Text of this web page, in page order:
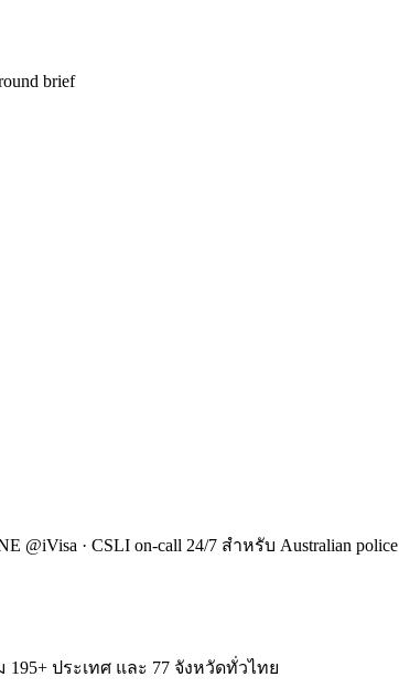
brief
@iVisa · CSLI on-call 24/7 สำหรับ Australian police
195+ ประเทศ และ 77 จังหวัดทั่วไทย